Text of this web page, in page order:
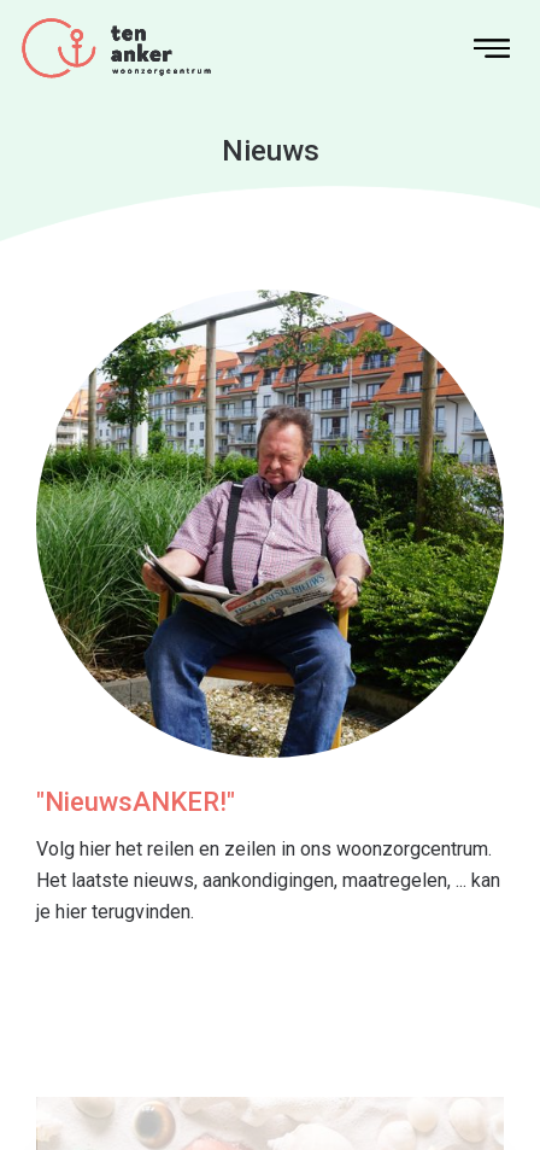
Nieuws
"NieuwsANKER!"
Volg hier het reilen en zeilen in ons woonzorgcentrum.
Het laatste nieuws, aankondigingen, maatregelen, ... kan
je hier terugvinden.